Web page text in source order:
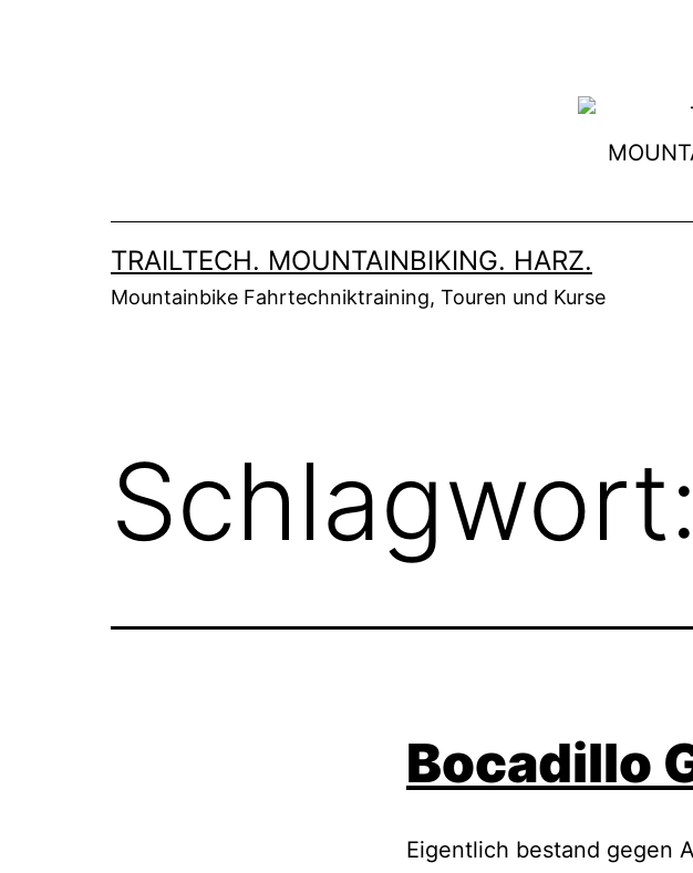
TRAILTECH. MOUNTAINBIKING. HARZ.
Mountainbike Fahrtechniktraining, Touren und Kurse
Schlagwort:
Bocadillo
Eigentlich bestand gegen